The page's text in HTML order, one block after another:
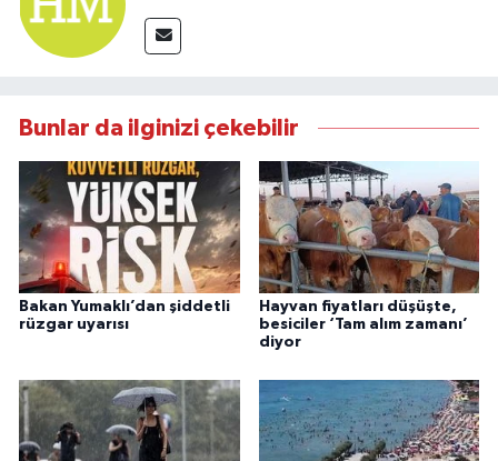
Bunlar da ilginizi çekebilir
Bakan Yumaklı’dan şiddetli
rüzgar uyarısı
Hayvan fiyatları düşüşte,
besiciler ‘Tam alım zamanı’
diyor